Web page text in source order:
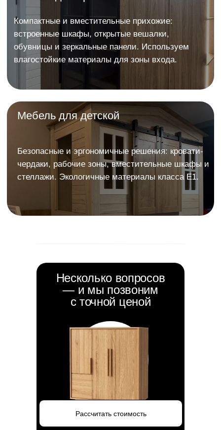
Несколько вопросов
— и мы позвоним
с точной ценой
Рассчитать стоимость
Хочу выразить огромную благодарность
Ивану и всей его команде! Ребята
работают четко и слаженно. Заказывали
всю мебель в частный дом. От комода,
ванны до кухни. За год постоянной
эксплуатации не возникло ни одного
вопроса. Есть гарантия на мебель, но она
вам не пригодится, тк качество на высоте!
В Арго вам подберут все на любой вкус,
цвет и кошелек!
В дальнейшем за мебелью только сюда!👍🏼
34